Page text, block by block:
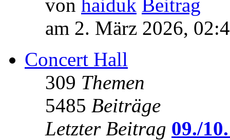
von haiduk
am 2. März 2026,
Concert Hall
309 Themen
5485 Beiträge
Letzter Beitrag 09./